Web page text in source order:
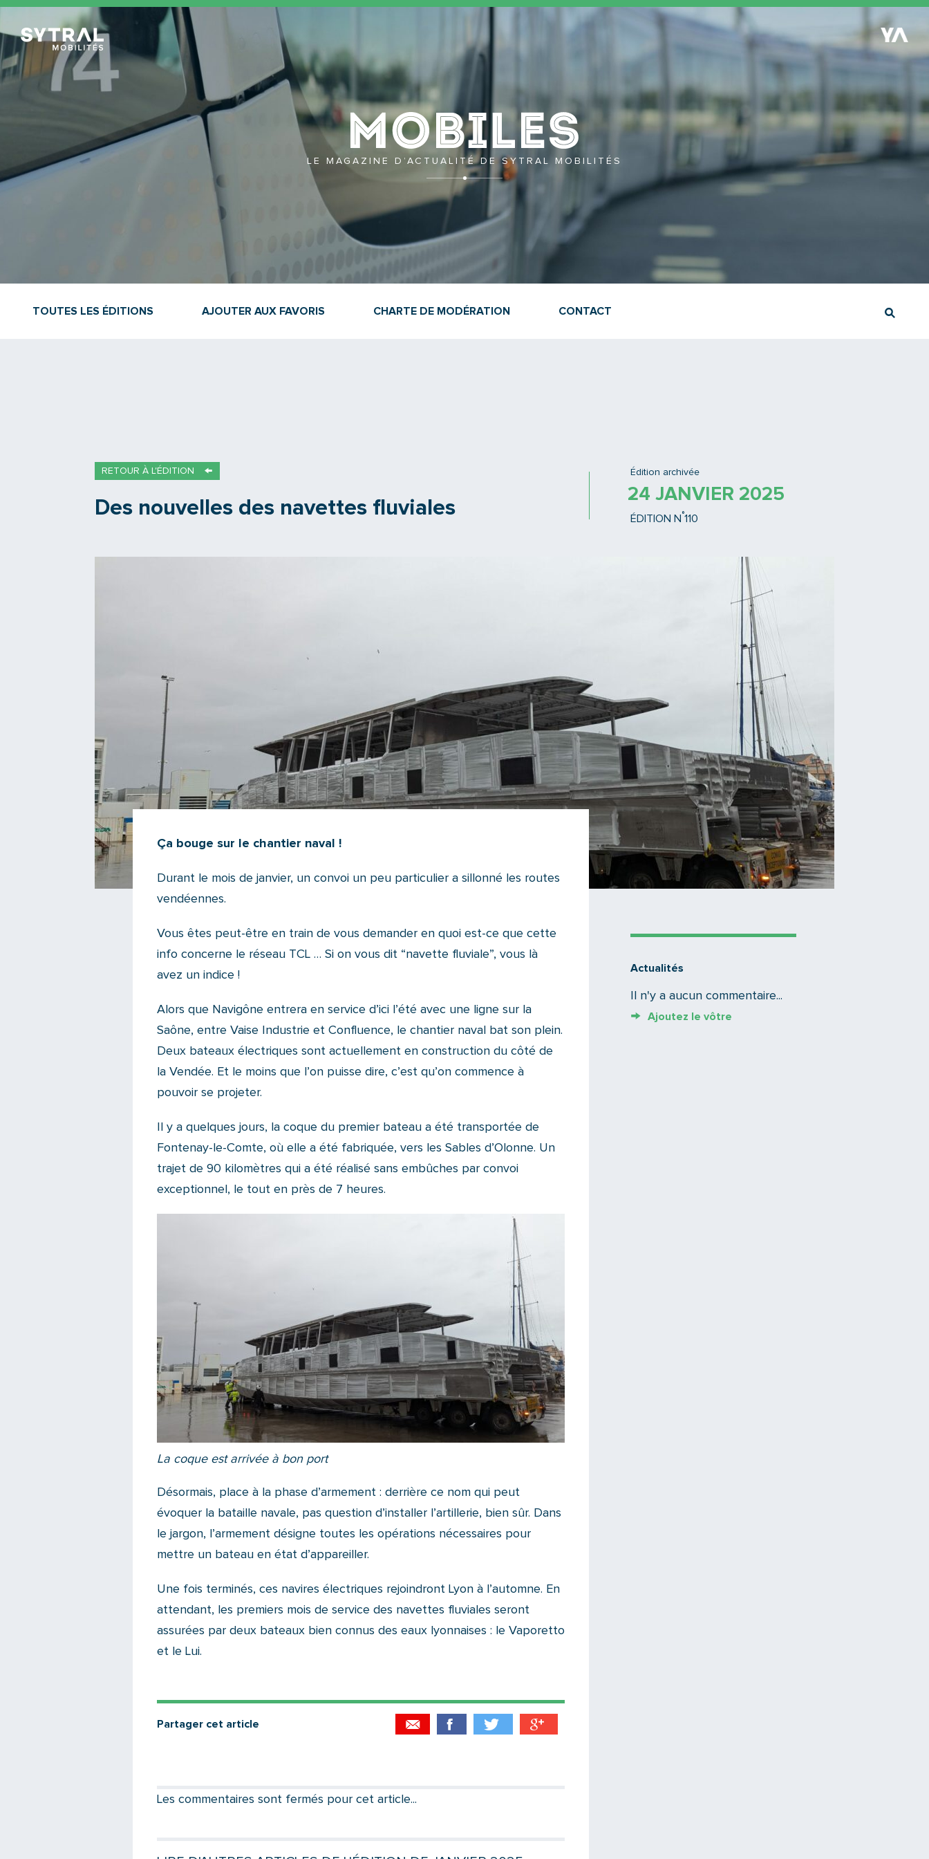
TCL Sytral
Retour à l'accueil
Mobiles
LE MAGAZINE D’ACTUALITÉ DE SYTRAL MOBILITÉS
TOUTES LES ÉDITIONS AJOUTER AUX FAVORIS CHARTE DE MODÉRATION CONTACT
RETOUR À L'ÉDITION Édition archivée
24 JANVIER 2025
ÉDITION N °110
Des nouvelles des navettes fluviales
Actualités
Il n'y a aucun commentaire...
Ajoutez le vôtre
Ça bouge sur le chantier naval !
Durant le mois de janvier, un convoi un peu particulier a sillonné les routes
vendéennes.
Vous êtes peut-être en train de vous demander en quoi est-ce que cette
info concerne le réseau TCL … Si on vous dit “navette fluviale”, vous là
avez un indice !
Alors que Navigône entrera en service d’ici l’été avec une ligne sur la
Saône, entre Vaise Industrie et Confluence, le chantier naval bat son plein.
Deux bateaux électriques sont actuellement en construction du côté de
la Vendée. Et le moins que l’on puisse dire, c’est qu’on commence à
pouvoir se projeter.
Il y a quelques jours, la coque du premier bateau a été transportée de
Fontenay-le-Comte, où elle a été fabriquée, vers les Sables d’Olonne. Un
trajet de 90 kilomètres qui a été réalisé sans embûches par convoi
exceptionnel, le tout en près de 7 heures.
La coque est arrivée à bon port
Désormais, place à la phase d’armement : derrière ce nom qui peut
évoquer la bataille navale, pas question d’installer l’artillerie, bien sûr. Dans
le jargon, l’armement désigne toutes les opérations nécessaires pour
mettre un bateau en état d’appareiller.
Une fois terminés, ces navires électriques rejoindront Lyon à l’automne. En
attendant, les premiers mois de service des navettes fluviales seront
assurées par deux bateaux bien connus des eaux lyonnaises : le Vaporetto
et le Lui.
Partager cet article
Les commentaires sont fermés pour cet article...